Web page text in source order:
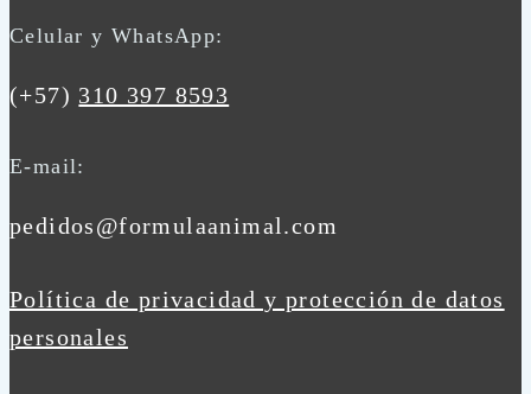
Celular y WhatsApp:
(+57) 310 397 8593
E-mail:
pedidos@formulaanimal.com
Política de privacidad y protección de datos
personales